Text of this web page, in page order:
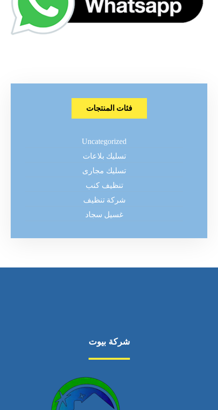
فئات المنتجات
Uncategorized
تسليك بلاعات
تسليك مجارى
تنظيف كنب
شركة تنظيف
غسيل سجاد
شركة بيوت